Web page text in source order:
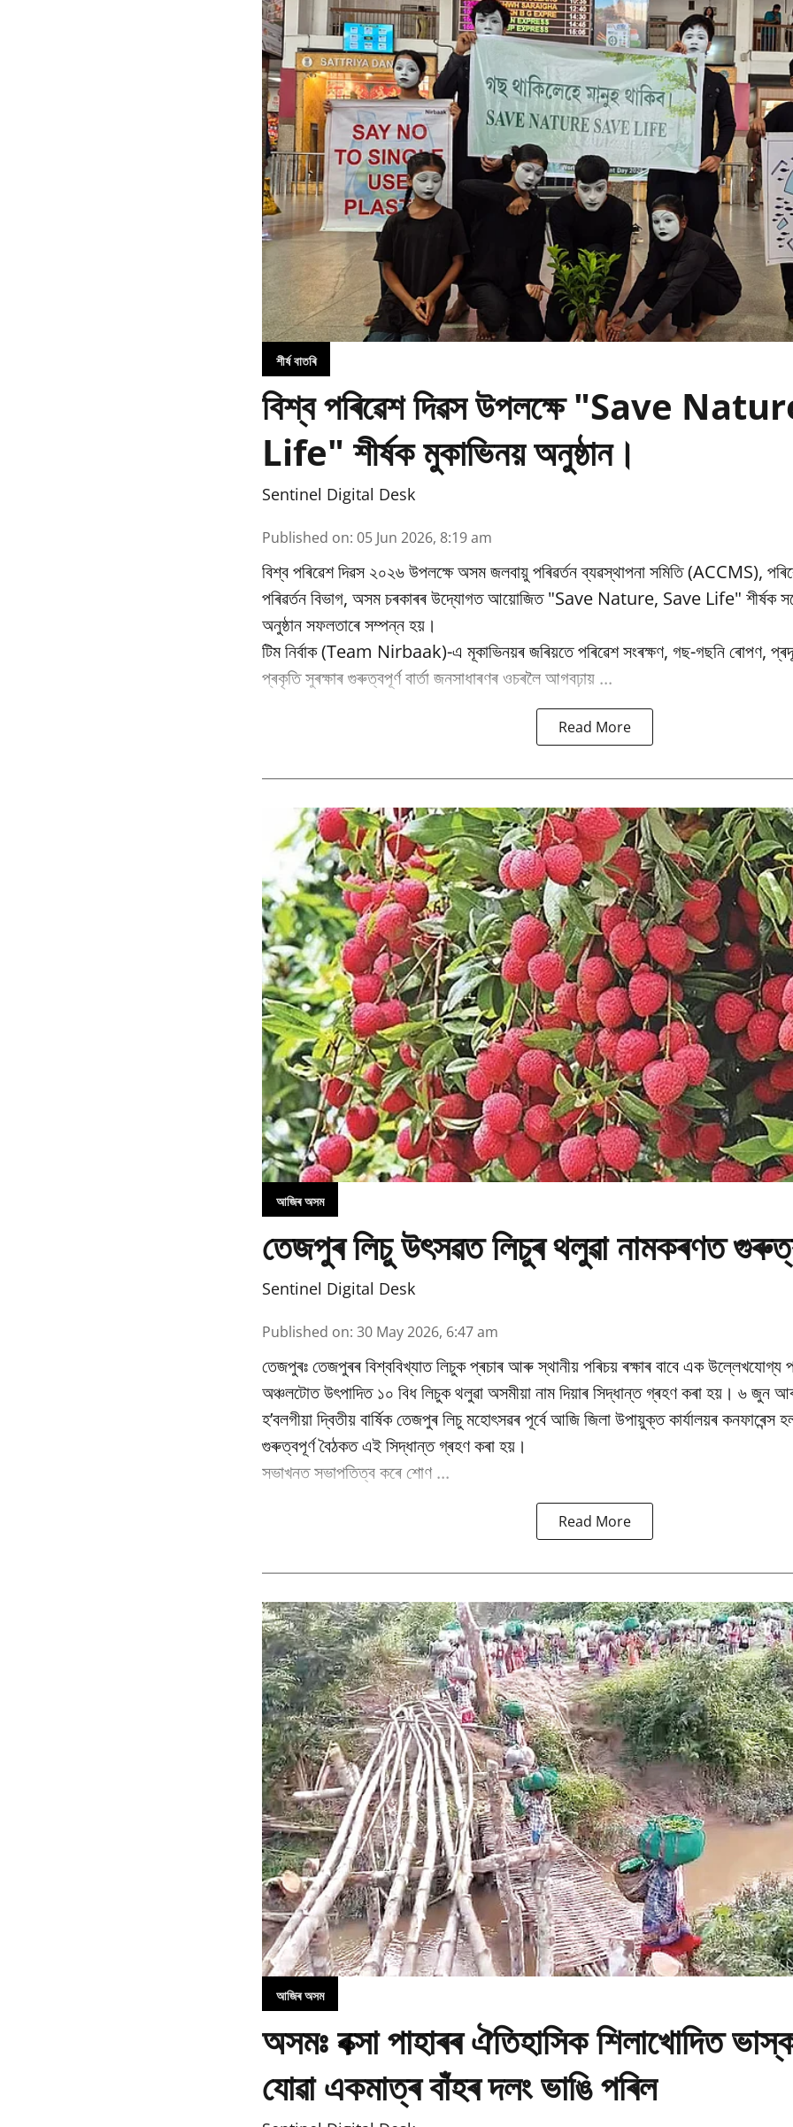
শীৰ্ষ বাতৰি
বিশ্ব পৰিৱেশ দিৱস উপলক্ষে "Save
Life" শীৰ্ষক মুকাভিনয় অনুষ্ঠান।
Sentinel Digital Desk
Published on: 05 Jun 2026, 8:19 am
বিশ্ব পৰিৱেশ দিৱস ২০২৬ উপলক্ষে অসম জলবায়ু পৰিৱর্তন ব্যৱস্থাপনা সমিতি (ACCMS),
পৰিৱর্তন বিভাগ, অসম চৰকাৰৰ উদ্যোগত আয়োজিত "Save Nature, Save Life" শীৰ্ষক
অনুষ্ঠান সফলতাৰে সম্পন্ন হয়।
টিম নিৰ্বাক (Team Nirbaak)-এ মূকাভিনয়ৰ জৰিয়তে পৰিৱেশ সংৰক্ষণ, গছ-গছনি ৰোপণ,
প্ৰকৃতি সুৰক্ষাৰ গুৰুত্বপূৰ্ণ বাৰ্তা জনসাধাৰণৰ ওচৰলৈ আগবঢ়ায় ...
Read More
আজিৰ অসম
তেজপুৰ লিচু উৎসৱত লিচুৰ থলুৱা নামকৰণত
Sentinel Digital Desk
Published on: 30 May 2026, 6:47 am
তেজপুৰঃ তেজপুৰৰ বিশ্ববিখ্যাত লিচুক প্ৰচাৰ আৰু স্থানীয় পৰিচয় ৰক্ষাৰ বাবে এক উল্লেখযোগ্য
অঞ্চলটোত উৎপাদিত ১০ বিধ লিচুক থলুৱা অসমীয়া নাম দিয়াৰ সিদ্ধান্ত গ্ৰহণ কৰা হয়। ৬ জুন
হ’বলগীয়া দ্বিতীয় বাৰ্ষিক তেজপুৰ লিচু মহোৎসৱৰ পূৰ্বে আজি জিলা উপায়ুক্ত কাৰ্যালয়ৰ
গুৰুত্বপূৰ্ণ বৈঠকত এই সিদ্ধান্ত গ্ৰহণ কৰা হয়।
সভাখনত সভাপতিত্ব কৰে শোণ ...
Read More
আজিৰ অসম
অসমঃ বক্সা পাহাৰৰ ঐতিহাসিক শিলাখোদিত
যোৱা একমাত্ৰ বাঁহৰ দলং ভাঙি পৰিল